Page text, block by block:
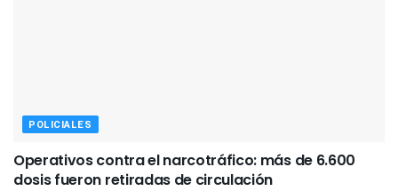
POLICIALES
Operativos contra el narcotráfico: más de 6.600
dosis fueron retiradas de circulación